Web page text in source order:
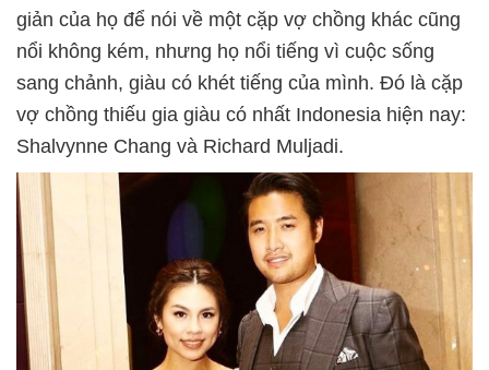
giản của họ để nói về một cặp vợ chồng khác cũng
nổi không kém, nhưng họ nổi tiếng vì cuộc sống
sang chảnh, giàu có khét tiếng của mình. Đó là cặp
vợ chồng thiếu gia giàu có nhất Indonesia hiện nay:
Shalvynne Chang và Richard Muljadi.